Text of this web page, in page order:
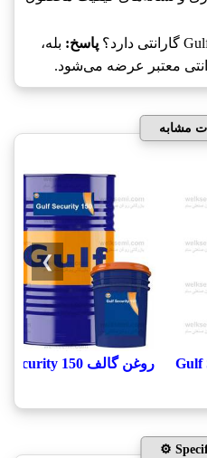
پاسخ: بله،
معتبر عرضه می‌شود.
مشابه
روغن گالف Gulf Security 150
❯
⚙️